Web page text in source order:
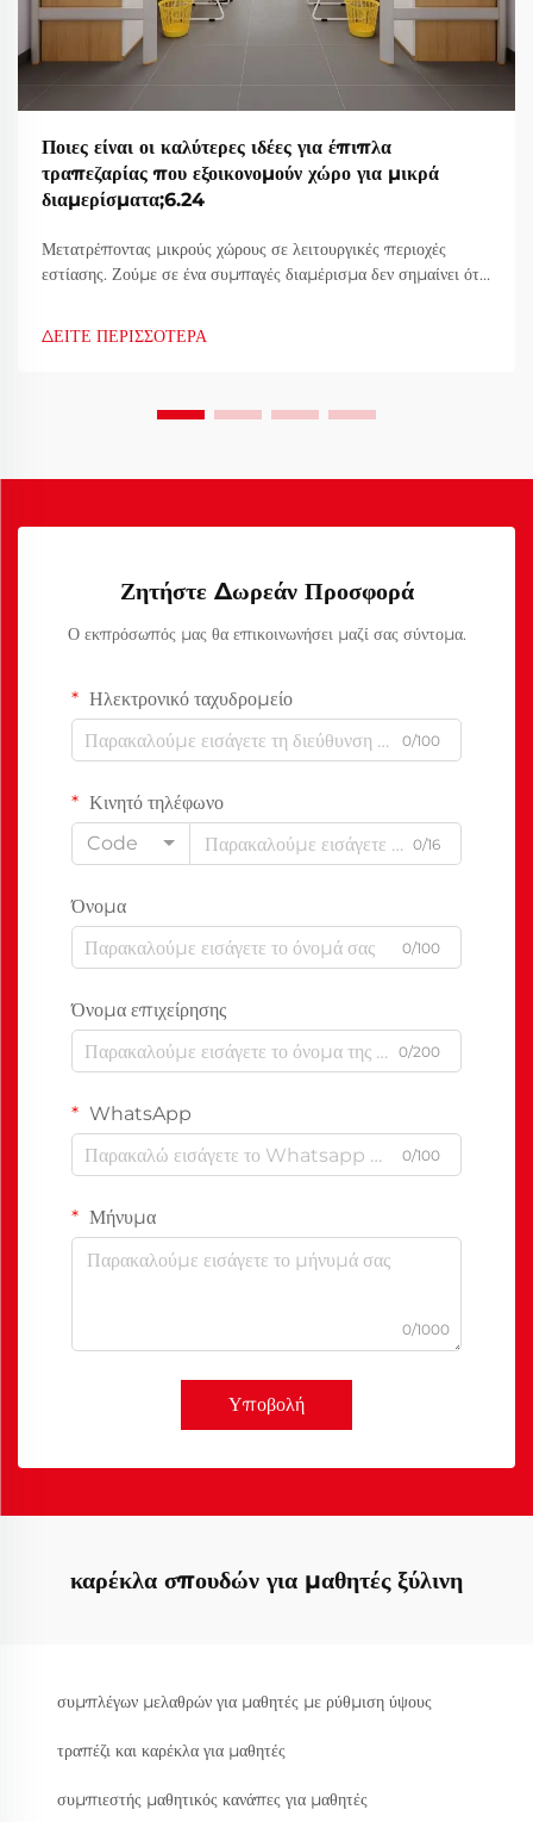
Ποιες είναι οι καλύτερες ιδέες για έπιπλα
τραπεζαρίας που εξοικονομούν χώρο για μικρά
διαμερίσματα;6.24
Μετατρέποντας μικρούς χώρους σε λειτουργικές περιοχές
εστίασης. Ζούμε σε ένα συμπαγές διαμέρισμα δεν σημαίνει ότι
πιο δημοφιλής, καινοτόμες λύσεις επίπλων έχουν...
ΔΕΙΤΕ ΠΕΡΙΣΣΟΤΕΡΑ
Ζητήστε Δωρεάν Προσφορά
Ο εκπρόσωπός μας θα επικοινωνήσει μαζί σας σύντομα.
Ηλεκτρονικό ταχυδρομείο
0/100
Κινητό τηλέφωνο
Code
0/16
Όνομα
0/100
Όνομα επιχείρησης
0/200
WhatsApp
0/100
Μήνυμα
0/1000
Υποβολή
καρέκλα σπουδών για μαθητές ξύλινη
συμπλέγων μελαθρών για μαθητές με ρύθμιση ύψους
τραπέζι και καρέκλα για μαθητές
συμπιεστής μαθητικός κανάπες για μαθητές